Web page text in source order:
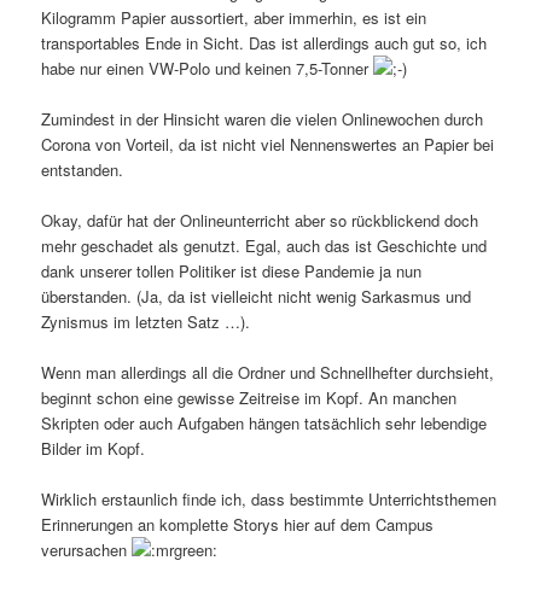
Kilogramm Papier aussortiert, aber immerhin, es ist ein
transportables Ende in Sicht. Das ist allerdings auch gut so, ich
habe nur einen VW-Polo und keinen 7,5-Tonner
Zumindest in der Hinsicht waren die vielen Onlinewochen durch
Corona von Vorteil, da ist nicht viel Nennenswertes an Papier bei
entstanden.
Okay, dafür hat der Onlineunterricht aber so rückblickend doch
mehr geschadet als genutzt. Egal, auch das ist Geschichte und
dank unserer tollen Politiker ist diese Pandemie ja nun
überstanden. (Ja, da ist vielleicht nicht wenig Sarkasmus und
Zynismus im letzten Satz …).
Wenn man allerdings all die Ordner und Schnellhefter durchsieht,
beginnt schon eine gewisse Zeitreise im Kopf. An manchen
Skripten oder auch Aufgaben hängen tatsächlich sehr lebendige
Bilder im Kopf.
Wirklich erstaunlich finde ich, dass bestimmte Unterrichtsthemen
Erinnerungen an komplette Storys hier auf dem Campus
verursachen